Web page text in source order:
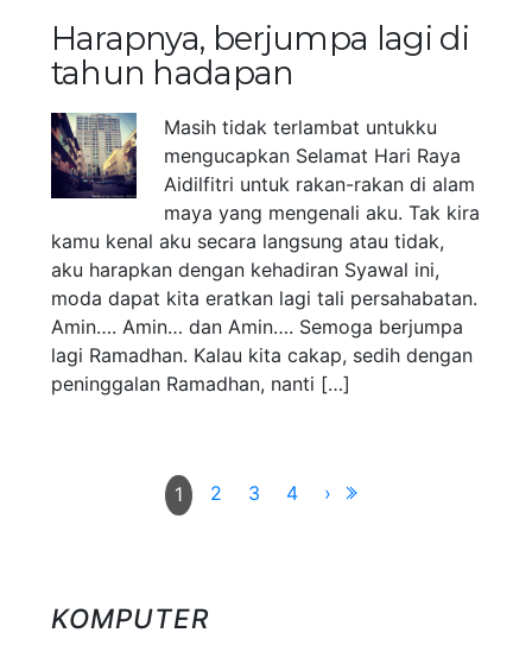
Harapnya, berjumpa lagi di
tahun hadapan
Masih tidak terlambat untukku
mengucapkan Selamat Hari Raya
Aidilfitri untuk rakan-rakan di alam
maya yang mengenali aku. Tak kira
kamu kenal aku secara langsung atau tidak,
aku harapkan dengan kehadiran Syawal ini,
moda dapat kita eratkan lagi tali persahabatan.
Amin…. Amin… dan Amin…. Semoga berjumpa
lagi Ramadhan. Kalau kita cakap, sedih dengan
peninggalan Ramadhan, nanti […]
1 2 3 4 ›
KOMPUTER